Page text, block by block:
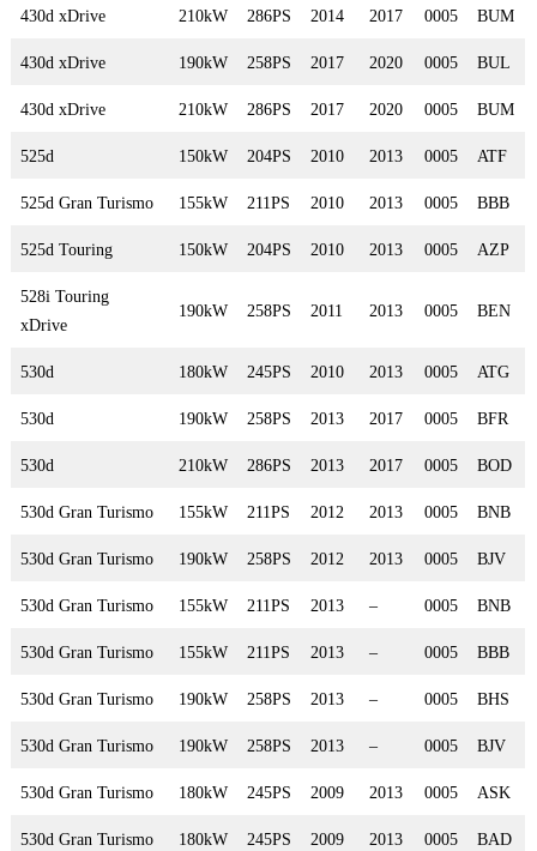
430d xDrive 210kW 286PS 2014 2017 0005 BUM
430d xDrive 190kW 258PS 2017 2020 0005 BUL
430d xDrive 210kW 286PS 2017 2020 0005 BUM
525d 150kW 204PS 2010 2013 0005 ATF
525d Gran Turismo 155kW 211PS 2010 2013 0005 BBB
525d Touring 150kW 204PS 2010 2013 0005 AZP
528i Touring
xDrive
190kW 258PS 2011 2013 0005 BEN
530d 180kW 245PS 2010 2013 0005 ATG
530d 190kW 258PS 2013 2017 0005 BFR
530d 210kW 286PS 2013 2017 0005 BOD
530d Gran Turismo 155kW 211PS 2012 2013 0005 BNB
530d Gran Turismo 190kW 258PS 2012 2013 0005 BJV
530d Gran Turismo 155kW 211PS 2013 – 0005 BNB
530d Gran Turismo 155kW 211PS 2013 – 0005 BBB
530d Gran Turismo 190kW 258PS 2013 – 0005 BHS
530d Gran Turismo 190kW 258PS 2013 – 0005 BJV
530d Gran Turismo 180kW 245PS 2009 2013 0005 ASK
530d Gran Turismo 180kW 245PS 2009 2013 0005 BAD